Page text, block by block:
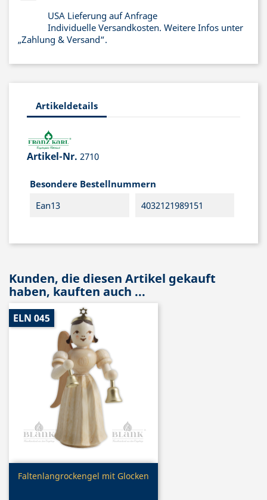
USA Lieferung auf Anfrage
Individuelle Versandkosten. Weitere Infos unter
„Zahlung & Versand“.
Artikeldetails
Artikel-Nr. 2710
Besondere Bestellnummern
Ean13
4032121989151
Kunden, die diesen Artikel gekauft
haben, kauften auch ...
Vorschau
Faltenlangrockengel mit Glocken
ELN 045